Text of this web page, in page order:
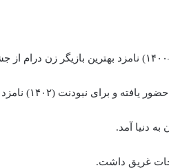
غریق داشت.